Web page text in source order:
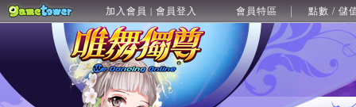
加入會員 | 會員登入 會員特區 點數 / 儲